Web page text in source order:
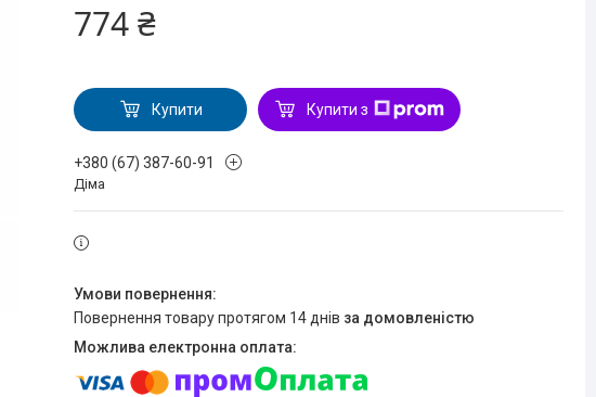
774 ₴
Купити Купити з
+380 (67) 387-60-91
Діма
повернення товару протягом 14 днів за домовленістю